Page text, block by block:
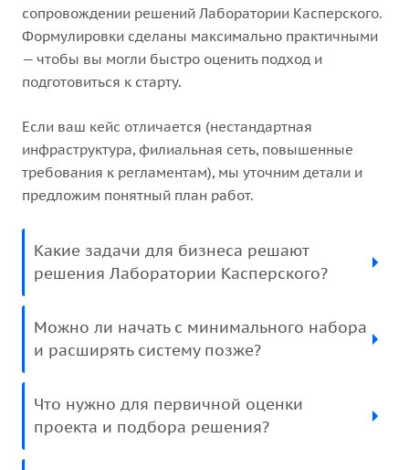
сопровождении решений Лаборатории Касперского.
Формулировки сделаны максимально практичными
— чтобы вы могли быстро оценить подход и
подготовиться к старту.
Если ваш кейс отличается (нестандартная
инфраструктура, филиальная сеть, повышенные
требования к регламентам), мы уточним детали и
предложим понятный план работ.
Какие задачи для бизнеса решают
решения Лаборатории Касперского?
Можно ли начать с минимального набора
и расширять систему позже?
Что нужно для первичной оценки
проекта и подбора решения?